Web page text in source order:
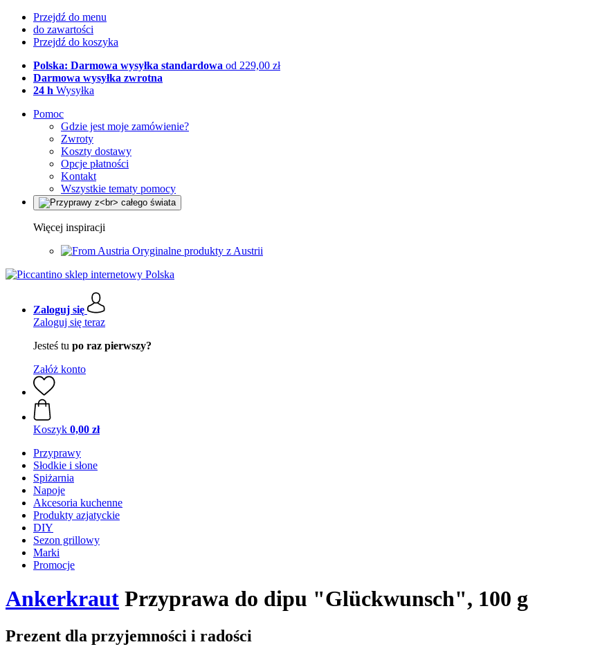
Przejdź do menu
do zawartości
Przejdź do koszyka
Polska: Darmowa wysyłka standardowa od 229,00 zł
Darmowa wysyłka zwrotna
24 h Wysyłka
Pomoc
Gdzie jest moje zamówienie?
Zwroty
Koszty dostawy
Opcje płatności
Kontakt
Wszystkie tematy pomocy
Więcej inspiracji
Oryginalne produkty z Austrii
Zaloguj się
Zaloguj się teraz
Jesteś tu po raz pierwszy?
Załóż konto
Koszyk 0,00 zł
Przyprawy
Słodkie i słone
Spiżarnia
Napoje
Akcesoria kuchenne
Produkty azjatyckie
DIY
Sezon grillowy
Marki
Promocje
Ankerkraut Przyprawa do dipu "Glückwunsch", 100 g
Prezent dla przyjemności i radości